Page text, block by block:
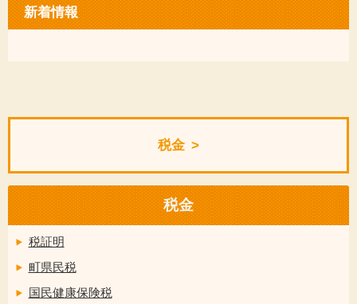
ョ
ン
新着情報
税金
税金
税証明
町県民税
国民健康保険税